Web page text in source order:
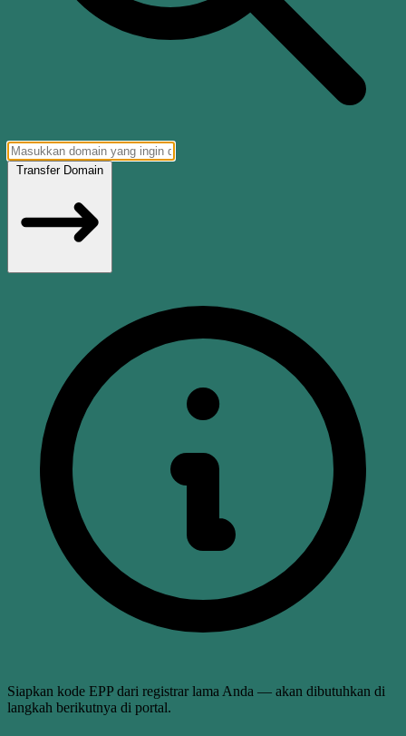
Transfer Domain
Siapkan kode EPPdari registrar lama Anda — akan dibutuhkan di
langkah berikutnya di portal.